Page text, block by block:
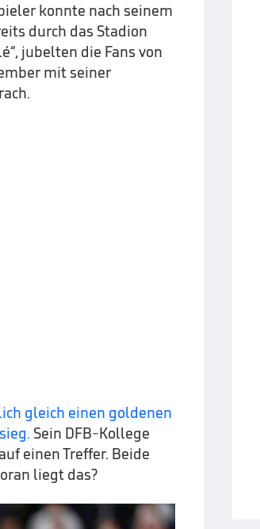
konnte nach seinem
durch das Stadion
jubelten die Fans von
mit seiner
gleich einen goldenen
Sein DFB-Kollege
einen Treffer. Beide
liegt das?